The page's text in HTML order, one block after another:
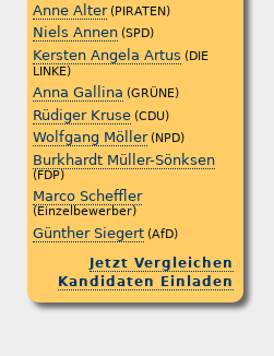
Anne Alter (PIRATEN)
Niels Annen (SPD)
Kersten Angela Artus (DIE
LINKE)
Anna Gallina (GRÜNE)
Rüdiger Kruse (CDU)
Wolfgang Möller (NPD)
Burkhardt Müller-Sönksen
(FDP)
Marco Scheffler
(Einzelbewerber)
Günther Siegert (AfD)
Jetzt Vergleichen
Kandidaten Einladen